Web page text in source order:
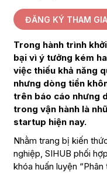
ĐĂNG KÝ THAM GIA
Trong hành trình
bại vì ý tưởng kém
việc thiếu khả năng
nhưng dòng tiền
trên báo cáo nhưng
trong vận hành là
startup hiện nay.
Nhằm trang bị kiến
nghiệp, SIHUB phối
khóa huấn luyện